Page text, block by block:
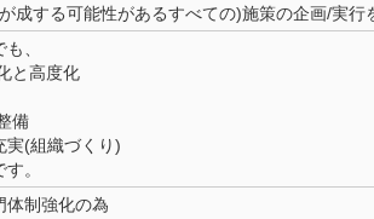
成する可能性があるすべての)施策の企画/実行
、
と高度化
備
実(組織づくり)
。
体制強化の為